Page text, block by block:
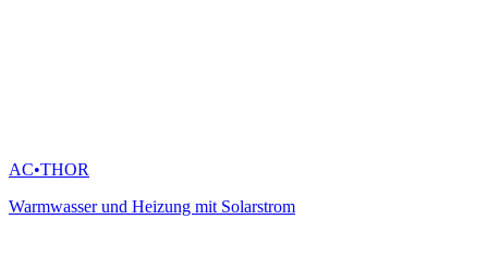
AC•THOR
Warmwasser und Heizung mit Solarstrom